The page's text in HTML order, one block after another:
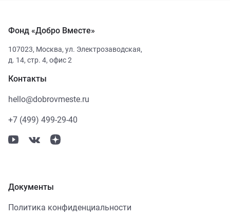
Фонд «Добро Вместе»
107023, Москва, ул. Электрозаводская,
д. 14, стр. 4, офис 2
Контакты
hello@dobrovmeste.ru
+7 (499) 499-29-40
Документы
Политика конфиденциальности